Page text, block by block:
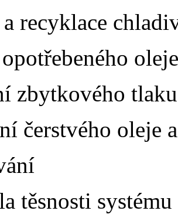
recyklace
oleje
zbytkového tlaku
čerstvého oleje
těsnosti systému